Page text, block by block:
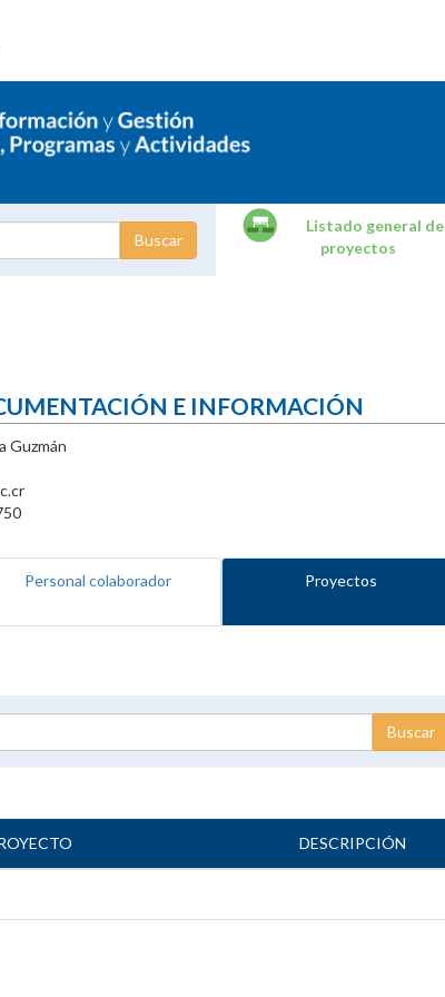
Listado general de
proyectos
E INFORMACIÓN
Guzmán
Personal colaborador Proyectos
DESCRIPCIÓN